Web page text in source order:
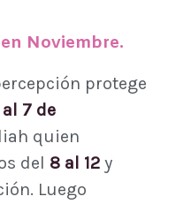
Noviembre.
protege
7 de
quien
del 8 al 12 y
Luego